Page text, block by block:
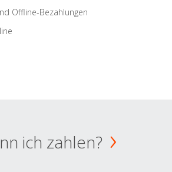
Offline-Bezahlungen
ich zahlen?